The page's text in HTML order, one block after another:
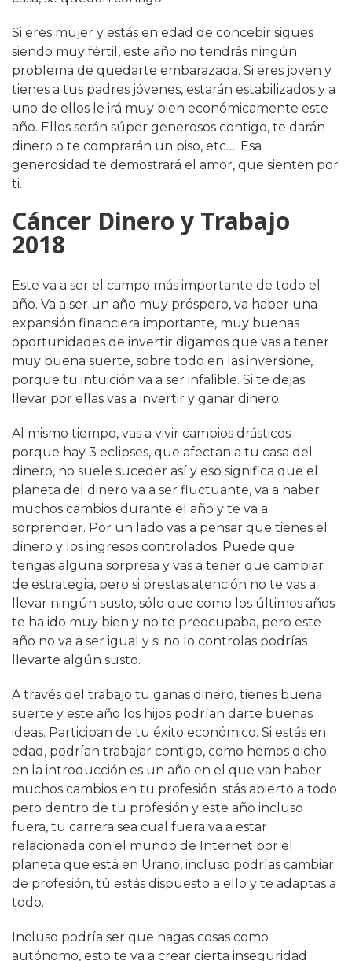
Si eres mujer y estás en edad de concebir sigues
siendo muy fértil, este año no tendrás ningún
problema de quedarte embarazada. Si eres joven y
tienes a tus padres jóvenes, estarán estabilizados y a
uno de ellos le irá muy bien económicamente este
año. Ellos serán súper generosos contigo, te darán
dinero o te comprarán un piso, etc…. Esa
generosidad te demostrará el amor, que sienten por
ti.
Cáncer Dinero y Trabajo
2018
Este va a ser el campo más importante de todo el
año. Va a ser un año muy próspero, va haber una
expansión financiera importante, muy buenas
oportunidades de invertir digamos que vas a tener
muy buena suerte, sobre todo en las inversione,
porque tu intuición va a ser infalible. Si te dejas
llevar por ellas vas a invertir y ganar dinero.
Al mismo tiempo, vas a vivir cambios drásticos
porque hay 3 eclipses, que afectan a tu casa del
dinero, no suele suceder así y eso significa que el
planeta del dinero va a ser fluctuante, va a haber
muchos cambios durante el año y te va a
sorprender. Por un lado vas a pensar que tienes el
dinero y los ingresos controlados. Puede que
tengas alguna sorpresa y vas a tener que cambiar
de estrategia, pero si prestas atención no te vas a
llevar ningún susto, sólo que como los últimos años
te ha ido muy bien y no te preocupaba, pero este
año no va a ser igual y si no lo controlas podrías
llevarte algún susto.
A través del trabajo tu ganas dinero, tienes buena
suerte y este año los hijos podrían darte buenas
ideas. Participan de tu éxito económico. Si estás en
edad, podrían trabajar contigo, como hemos dicho
en la introducción es un año en el que van haber
muchos cambios en tu profesión. stás abierto a todo
pero dentro de tu profesión y este año incluso
fuera, tu carrera sea cual fuera va a estar
relacionada con el mundo de Internet por el
planeta que está en Urano, incluso podrías cambiar
de profesión, tú estás dispuesto a ello y te adaptas a
todo.
Incluso podría ser que hagas cosas como
autónomo, esto te va a crear cierta inseguridad